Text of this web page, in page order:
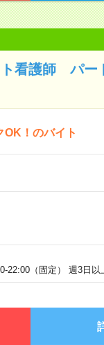
看護師 パー
OK！のバイト
22:00（固定） 週3日以